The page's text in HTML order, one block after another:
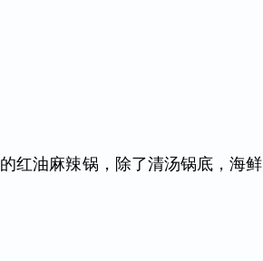
红油麻辣锅，除了清汤锅底，海鲜